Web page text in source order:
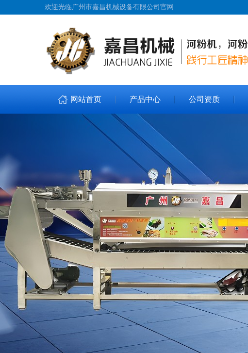
欢迎光临广州市嘉昌机械设备有限公司官网
网站首页 产品中心 公司资质